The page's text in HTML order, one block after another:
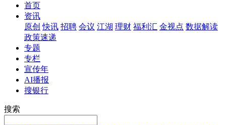
首页
资讯
原创 快讯 招聘 会议 江湖 理财 福利汇 金视点 数据解读
政策速递
专题
专栏
宣传年
AI播报
搜银行
搜索